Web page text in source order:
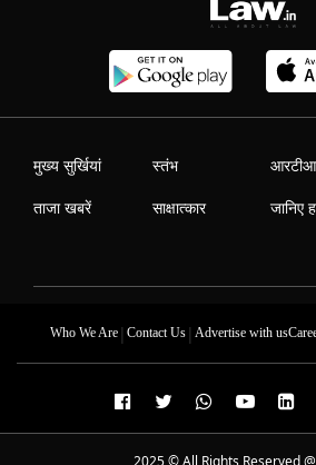
मुख्य सुर्खियां
ताजा खबरें
स्तंभ
साक्षात्कार जानिए
Who We Are| Contact Us| Advertise with us
2025 © All Rights Reserved